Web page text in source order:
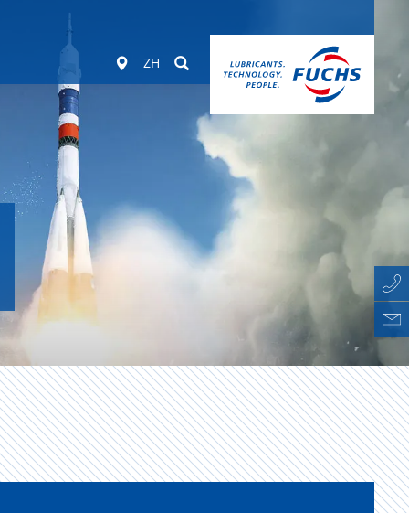
Worldwide
ZH Suchen